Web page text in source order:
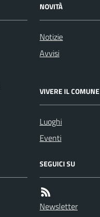
NOVITÀ
Notizie
Avvisi
VIVERE IL COMUNE
Luoghi
Eventi
SEGUICI SU
Newsletter